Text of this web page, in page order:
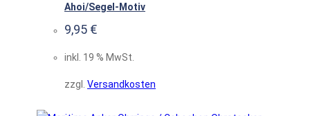
Ahoi/Segel-Motiv
9,95 €
inkl. 19 % MwSt.
zzgl. Versandkosten